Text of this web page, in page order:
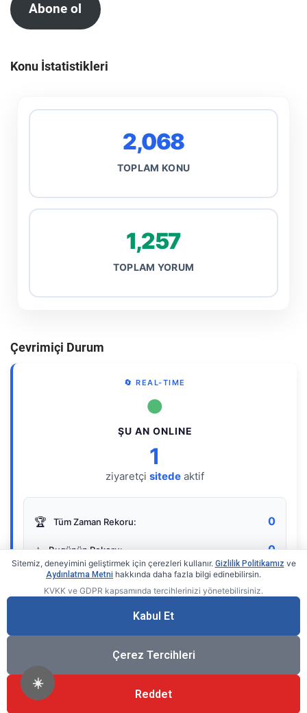
☀️
Abone ol
Konu İstatistikleri
2,068
TOPLAM KONU
1,257
TOPLAM YORUM
Çevrimiçi Durum
🔄 REAL-TIME
●
ŞU AN ONLINE
1
ziyaretçi sitede aktif
🏆 Tüm Zaman Rekoru: 0
⭐ Bugünün Rekoru: 0
Gerçek zamanlı sayaç
Sitemiz, deneyimini geliştirmek için çerezleri kullanır. Gizlilik Politikamız ve
Aydınlatma Metni hakkında daha fazla bilgi edinebilirsin.
KVKK ve GDPR kapsamında tercihlerinizi yönetebilirsiniz.
Kabul Et
Çerez Tercihleri
Reddet